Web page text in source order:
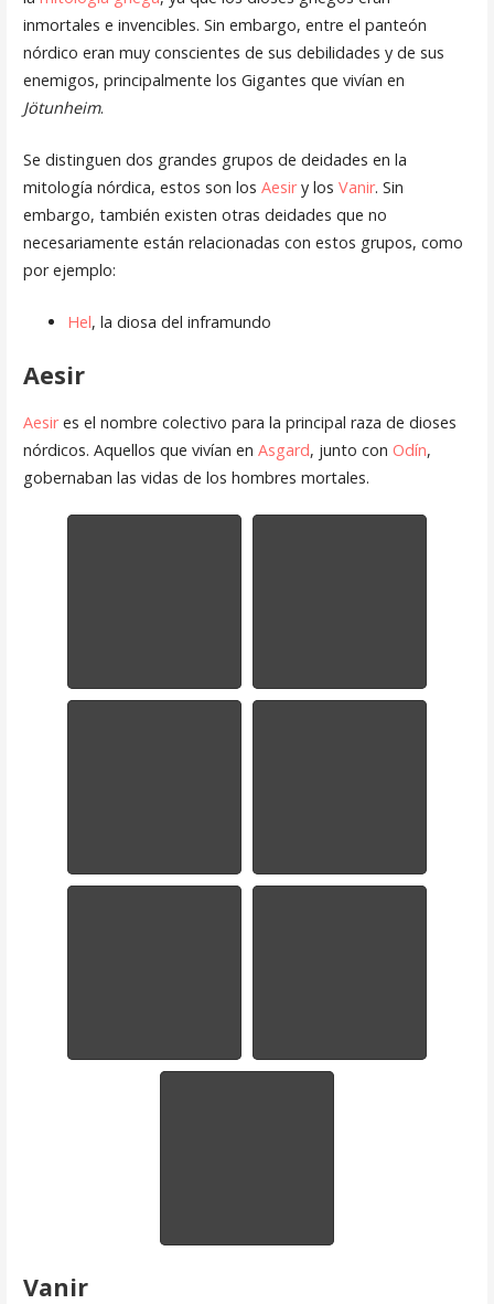
inmortales e invencibles. Sin embargo, entre el panteón
nórdico eran muy conscientes de sus debilidades y de sus
enemigos, principalmente los Gigantes que vivían en
Jötunheim.
Se distinguen dos grandes grupos de deidades en la
mitología nórdica, estos son los Aesiry los Vanir. Sin
embargo, también existen otras deidades que no
necesariamente están relacionadas con estos grupos, como
por ejemplo:
Hel, la diosa del inframundo
Aesir
Aesires el nombre colectivo para la principal raza de dioses
nórdicos. Aquellos que vivían en Asgard, junto con Odín,
gobernaban las vidas de los hombres mortales.
Vanir